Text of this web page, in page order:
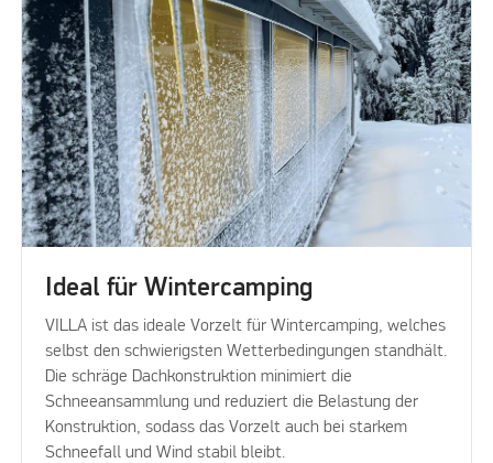
Ideal für Wintercamping
VILLA ist das ideale Vorzelt für Wintercamping, welches
selbst den schwierigsten Wetterbedingungen standhält.
Die schräge Dachkonstruktion minimiert die
Schneeansammlung und reduziert die Belastung der
Konstruktion, sodass das Vorzelt auch bei starkem
Schneefall und Wind stabil bleibt.